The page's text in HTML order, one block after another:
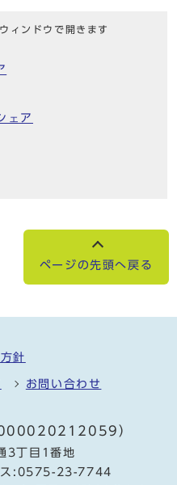
ィンドウで開きます
ェア
ページの先頭へ戻る
針
お問い合わせ
）
3丁目1番地
ス:0575-23-7744